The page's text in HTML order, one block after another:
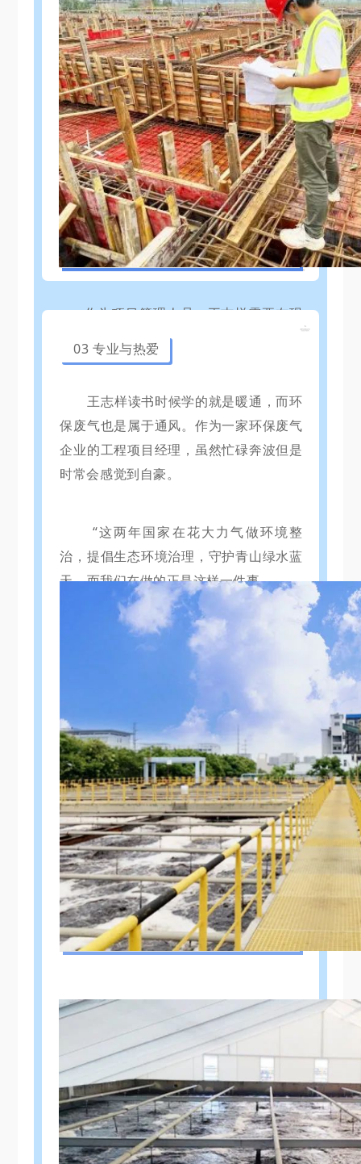
作为项目管理人员，王志样需要在现
场兼顾施工工人与业主的沟通工作。例如
在现场施工过程中，由于地面还没做，道
位置。王志样就会提前协调业主做好地面
淤泥的清理，再组织施工队进行吊装工
作。
03 专业与热爱
王志样读书时候学的就是暖通，而环
保废气也是属于通风。作为一家环保废气
企业的工程项目经理，虽然忙碌奔波但是
时常会感觉到自豪。
“这两年国家在花大力气做环境整
治，提倡生态环境治理，守护青山绿水蓝
天。而我们在做的正是这样一件事。
去年我在山东荣信的项目现场，感触